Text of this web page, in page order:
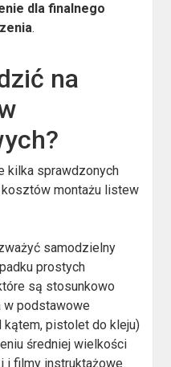
dla finalnego
.
na
kilka sprawdzonych
montażu listew
samodzielny
prostych
są stosunkowo
w podstawowe
kątem, pistolet do kleju)
średniej wielkości
i filmy instruktażowe